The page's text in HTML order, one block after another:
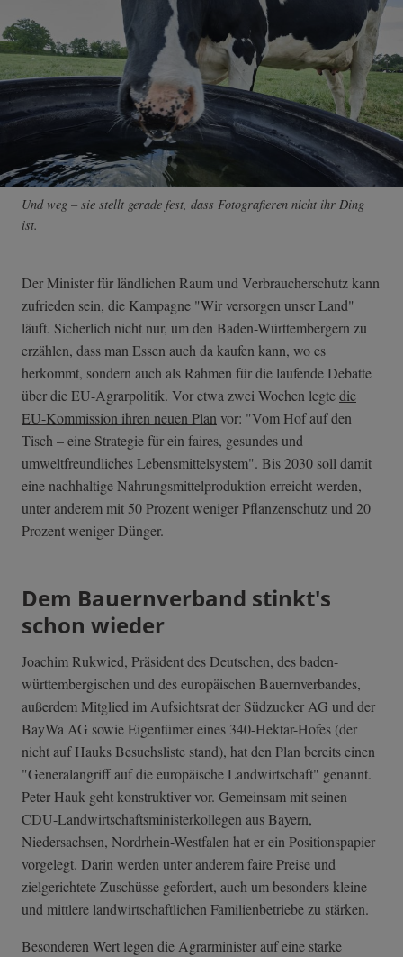
Und weg – sie stellt gerade fest, dass Fotografieren nicht ihr Ding
ist.
Der Minister für ländlichen Raum und Verbraucherschutz kann
zufrieden sein, die Kampagne "Wir versorgen unser Land"
läuft. Sicherlich nicht nur, um den Baden-Württembergern zu
erzählen, dass man Essen auch da kaufen kann, wo es
herkommt, sondern auch als Rahmen für die laufende Debatte
über die EU-Agrarpolitik. Vor etwa zwei Wochen legtedie
EU-Kommission ihren neuen Plan vor: "Vom Hof auf den
Tisch – eine Strategie für ein faires, gesundes und
umweltfreundliches Lebensmittelsystem". Bis 2030 soll damit
eine nachhaltige Nahrungsmittelproduktion erreicht werden,
unter anderem mit 50 Prozent weniger Pflanzenschutz und 20
Prozent weniger Dünger.
Dem Bauernverband stinkt's
schon wieder
Joachim Rukwied, Präsident des Deutschen, des baden-
württembergischen und des europäischen Bauernverbandes,
außerdem Mitglied im Aufsichtsrat der Südzucker AG und der
BayWa AG sowie Eigentümer eines 340-Hektar-Hofes (der
nicht auf Hauks Besuchsliste stand), hat den Plan bereits einen
"Generalangriff auf die europäische Landwirtschaft" genannt.
Peter Hauk geht konstruktiver vor. Gemeinsam mit seinen
CDU-Landwirtsch­aftsministerkol­legen aus Bayern,
Niedersachsen, Nordrhein-Westfalen hat er ein Positionspapier
vorgelegt. Darin werden unter anderem faire Preise und
zielgerichtete Zuschüsse gefordert, auch um besonders kleine
und mittlere landwirtschaftlichen Familienbetriebe zu stärken.
Besonderen Wert legen die Agrarminister auf eine starke